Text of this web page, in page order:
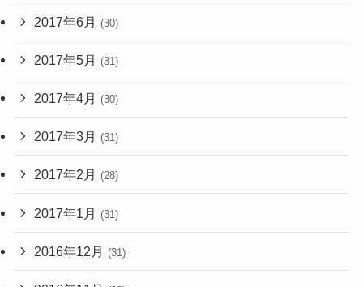
2017年6月 (30)
2017年5月 (31)
2017年4月 (30)
2017年3月 (31)
2017年2月 (28)
2017年1月 (31)
2016年12月 (31)